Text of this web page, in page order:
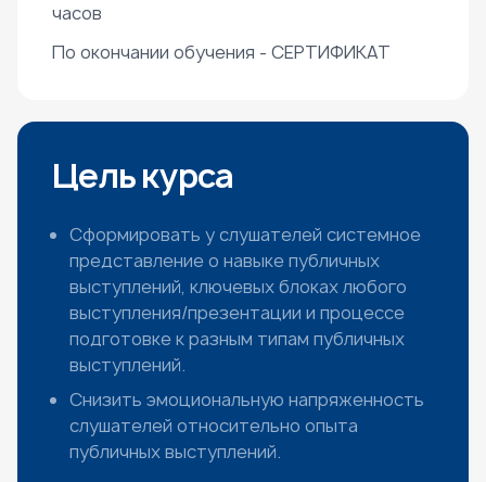
часов
По окончании обучения - СЕРТИФИКАТ
Цель курса
Сформировать у слушателей системное
представление о навыке публичных
выступлений, ключевых блоках любого
выступления/презентации и процессе
подготовке к разным типам публичных
выступлений.
Снизить эмоциональную напряженность
слушателей относительно опыта
публичных выступлений.